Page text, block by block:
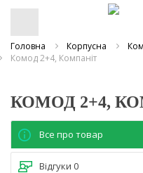
Головна Корпусна
Комод 2+4, Компаніт
КОМОД 2+4,
Все про товар
Відгуки 0